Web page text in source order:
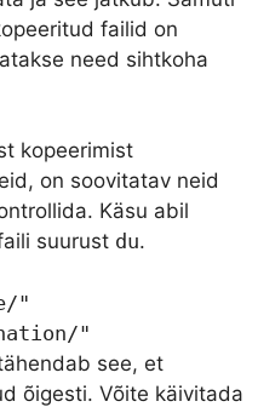
failid on
need sihtkoha
kopeerimist
on soovitatav neid
Käsu abil
suurust du.
"
"
see, et
õigesti. Võite käivitada